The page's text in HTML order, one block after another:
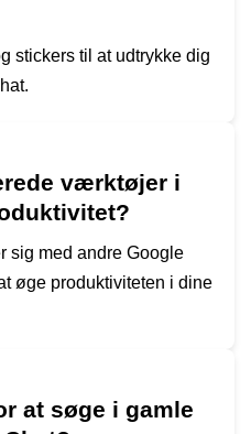
stickers til at udtrykke dig
værktøjer i
sig med andre Google
øge produktiviteten i dine
at søge i gamle